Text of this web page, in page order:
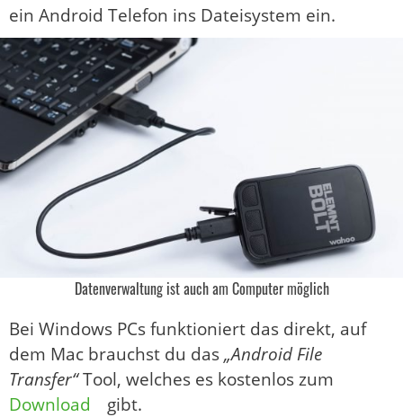
ein Android Telefon ins Dateisystem ein.
Datenverwaltung ist auch am Computer möglich
Bei Windows PCs funktioniert das direkt, auf
dem Mac brauchst du das„Android File
Transfer“Tool, welches es kostenlos zum
Download
gibt.